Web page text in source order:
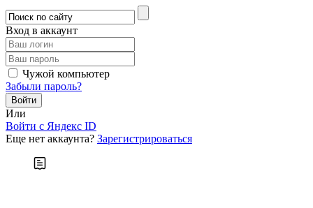
Вход в аккаунт
Чужой компьютер
Забыли пароль?
Или
Войти c Яндекс ID
Еще нет аккаунта? Зарегистрироваться